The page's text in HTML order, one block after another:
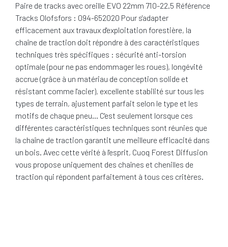
Paire de tracks avec oreille EVO 22mm 710-22.5 Référence
Tracks Olofsfors : 094-652020 Pour s'adapter
efficacement aux travaux d'exploitation forestière, la
chaîne de traction doit répondre à des caractéristiques
techniques très spécifiques : sécurité anti-torsion
optimale (pour ne pas endommager les roues), longévité
accrue (grâce à un matériau de conception solide et
résistant comme l'acier), excellente stabilité sur tous les
types de terrain, ajustement parfait selon le type et les
motifs de chaque pneu… C'est seulement lorsque ces
différentes caractéristiques techniques sont réunies que
la chaîne de traction garantit une meilleure efficacité dans
un bois. Avec cette vérité à l'esprit, Cuoq Forest Diffusion
vous propose uniquement des chaînes et chenilles de
traction qui répondent parfaitement à tous ces critères.